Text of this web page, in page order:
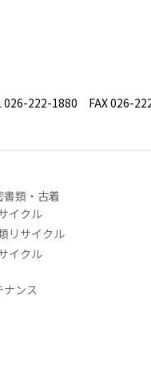
222-1880 FAX 026-
書類・古着
イクル
リサイクル
イクル
ナンス